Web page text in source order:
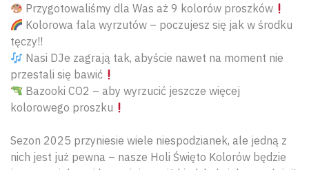
Przygotowaliśmy dla Was aż 9 kolorów proszków
Kolorowa fala wyrzutów – poczujesz się jak w środku
tęczy!!
Nasi DJe zagrają tak, abyście nawet na moment nie
przestali się bawić
Bazooki CO2 – aby wyrzucić jeszcze więcej
kolorowego proszku
Sezon 2025 przyniesie wiele niespodzianek, ale jedną z
nich jest już pewna – nasze Holi Święto Kolorów będzie